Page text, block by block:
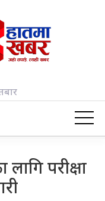
परीक्षा